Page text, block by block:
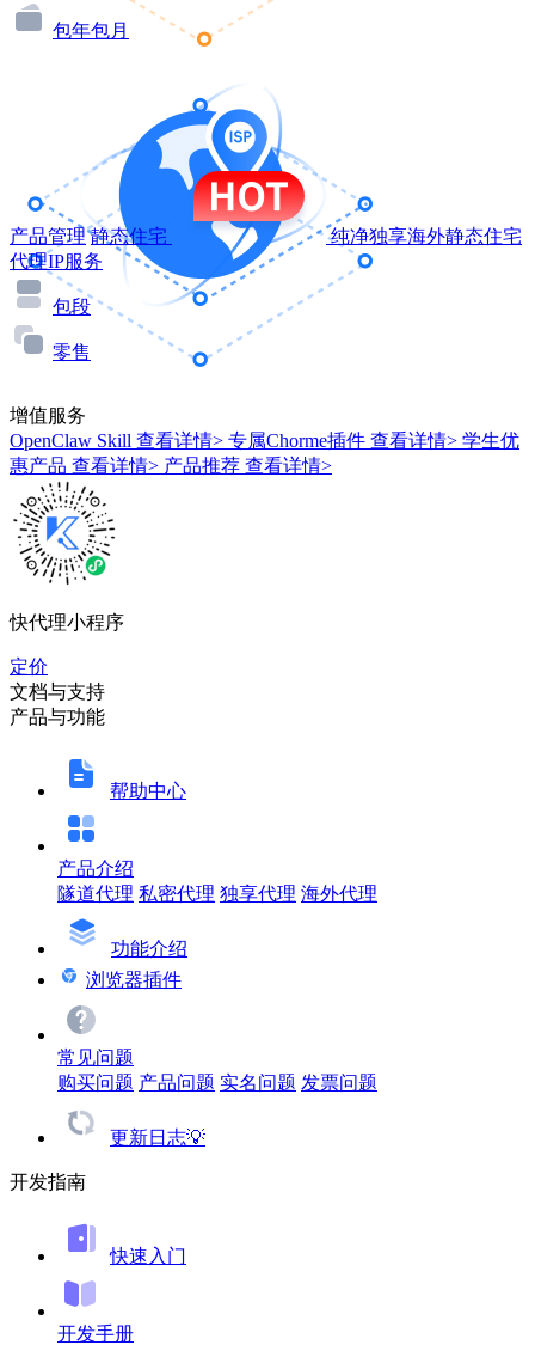
包年包月
产品管理 静态住宅
纯净独享海外静态住宅
代理IP服务
包段
零售
增值服务
OpenClaw Skill 查看详情> 专属Chorme插件 查看详情> 学生优
惠产品 查看详情> 产品推荐 查看详情>
快代理小程序
定价
文档与支持
产品与功能
帮助中心
产品介绍
隧道代理 私密代理 独享代理 海外代理
功能介绍
浏览器插件
常见问题
购买问题 产品问题 实名问题 发票问题
更新日志💡
开发指南
快速入门
开发手册